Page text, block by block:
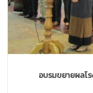
อบรมขยายผลโ